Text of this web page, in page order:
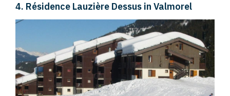
4. Résidence Lauzière Dessus in Valmorel